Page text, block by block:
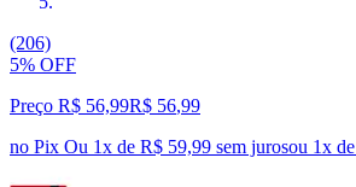
(206)
5% OFF
Preço R$ 56,99R$ 56,99
no Pix Ou 1x de R$ 59,99 sem jurosou 1x de